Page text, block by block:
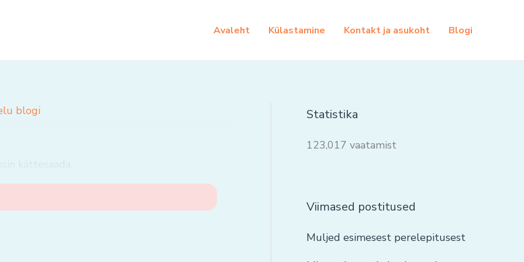
Avaleht Külastamine Kontakt ja asukoht Blogi
blogi Statistika
123,017 vaatamist
Viimased postitused
Muljed esimesest perelepitusest